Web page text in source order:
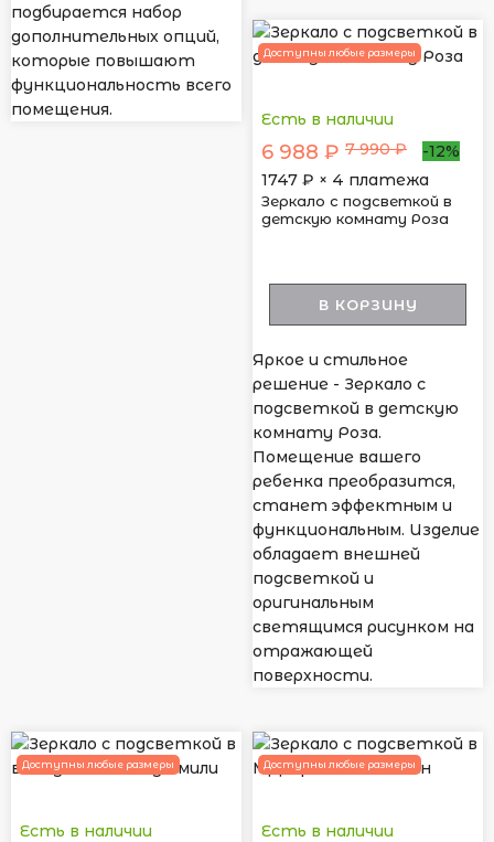
подбирается набор
дополнительных опций,
которые повышают
функциональность всего
помещения.
Доступны любые размеры
Есть в наличии
6 988 ₽ 7 990 ₽
-12%
1747 ₽ × 4 платежа
Зеркало с подсветкой в
детскую комнату Роза
В КОРЗИНУ
Яркое и стильное
решение - Зеркало с
подсветкой в детскую
комнату Роза.
Помещение вашего
ребенка преобразится,
станет эффектным и
функциональным. Изделие
обладает внешней
подсветкой и
оригинальным
светящимся рисунком на
отражающей
поверхности.
Доступны любые размеры
Есть в наличии
Доступны любые размеры
Есть в наличии